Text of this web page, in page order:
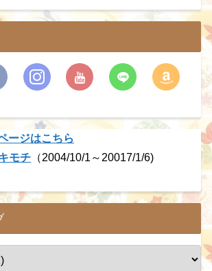
ージはこちら
モチ （2004/10/1～20017/1/6)